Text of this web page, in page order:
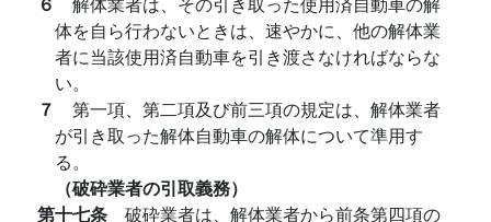
体を自ら行わないときは、速やかに、他の解体業
者に当該使用済自動車を引き渡さなければならな
い。
７ 第一項、第二項及び前三項の規定は、解体業者
が引き取った解体自動車の解体について準用す
る。
（破砕業者の引取義務）
第十七条 破砕業者は、解体業者から前条第四項の